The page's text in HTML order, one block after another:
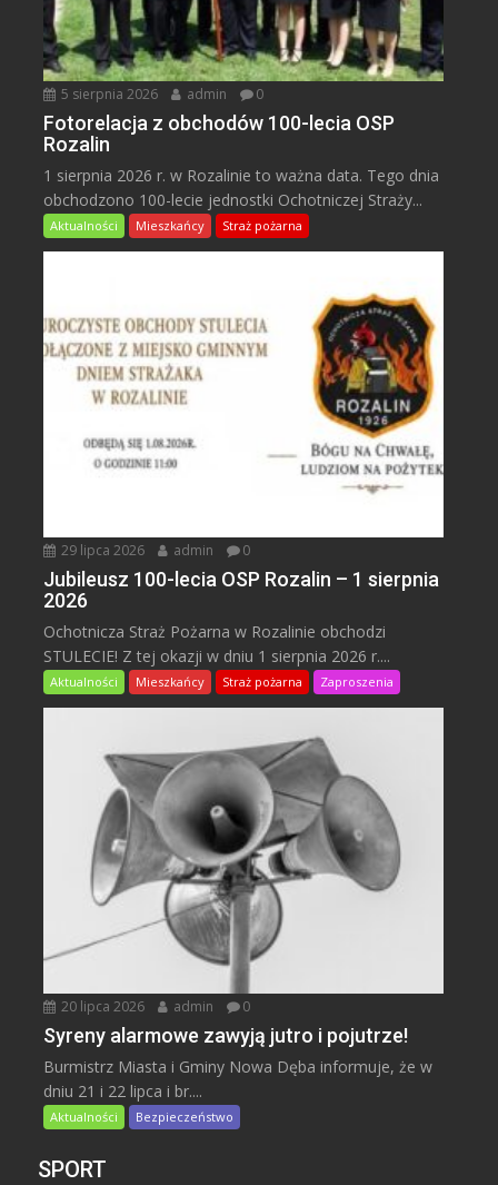
5 sierpnia 2026 admin 0
Fotorelacja z obchodów 100-lecia OSP
Rozalin
1 sierpnia 2026 r. w Rozalinie to ważna data. Tego dnia
obchodzono 100-lecie jednostki Ochotniczej Straży...
Aktualności Mieszkańcy Straż pożarna
29 lipca 2026 admin 0
Jubileusz 100-lecia OSP Rozalin – 1 sierpnia
2026
Ochotnicza Straż Pożarna w Rozalinie obchodzi
STULECIE! Z tej okazji w dniu 1 sierpnia 2026 r....
Aktualności Mieszkańcy Straż pożarna Zaproszenia
20 lipca 2026 admin 0
Syreny alarmowe zawyją jutro i pojutrze!
Burmistrz Miasta i Gminy Nowa Dęba informuje, że w
dniu 21 i 22 lipca i br....
Aktualności Bezpieczeństwo
SPORT